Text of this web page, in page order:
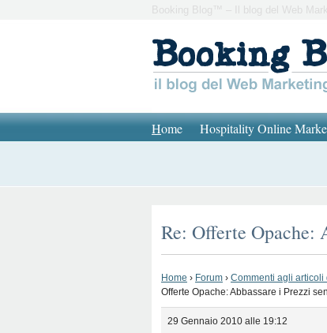
Booking Blog™ – Il blog del Web
Home Hospitality Online
Re: Offerte Opache:
Home › Forum › Commenti agli articoli
Offerte Opache: Abbassare i Prezzi
29 Gennaio 2010 alle 19:12